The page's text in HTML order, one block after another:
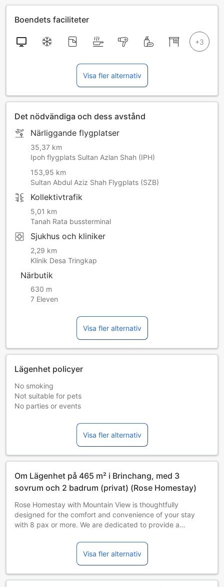
Boendets faciliteter
Visa fler alternativ
Det nödvändiga och dess avstånd
Närliggande flygplatser
35,37 km
Ipoh flygplats Sultan Azlan Shah (IPH)
153,95 km
Sultan Abdul Aziz Shah Flygplats (SZB)
Kollektivtrafik
5,01 km
Tanah Rata bussterminal
Sjukhus och kliniker
2,29 km
Klinik Desa Tringkap
Närbutik
630 m
7 Eleven
Visa fler alternativ
Lägenhet policyer
No smoking
Not suitable for pets
No parties or events
Visa fler alternativ
Om Lägenhet på 465 m² i Brinchang, med 3
sovrum och 2 badrum (privat) (Rose Homestay)
Rose Homestay with Mountain View is thoughtfully
designed for the comfort and convenience of your stay
with 8 pax or more. We are dedicated to provide a
guest, including you.
Surrounded by the best food that Brinchang New Town has
to offer, easily accessible to you to enjoy! It is easily
Visa fler alternativ